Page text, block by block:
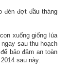
đèn đợt đầu tháng
xuống giống lúa
sau thu hoạch
bảo đảm an toàn
sau này.